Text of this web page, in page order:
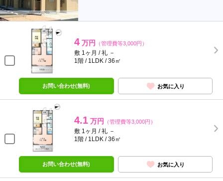
4 万円 （管理費等3,000円）
敷 1ヶ月 / 礼 －
1階 / 1LDK / 36㎡
お問い合わせ(無料) お気に入り
4.1 万円 （管理費等3,000円）
敷 1ヶ月 / 礼 －
1階 / 1LDK / 36㎡
お問い合わせ(無料) お気に入り